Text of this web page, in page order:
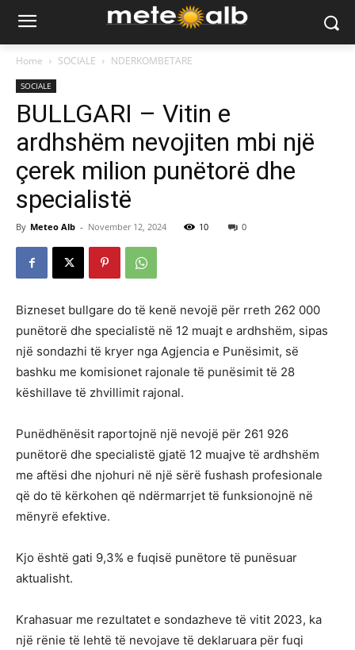
Home SOCIALE NDERKOMBETARE
SOCIALE
BULLGARI – Vitin e
ardhshëm nevojiten mbi një
çerek milion punëtorë dhe
specialistë
By Meteo Alb - November 12, 2024 10 0
Bizneset bullgare do të kenë nevojë për rreth 262 000
punëtorë dhe specialistë në 12 muajt e ardhshëm, sipas
një sondazhi të kryer nga Agjencia e Punësimit, së
bashku me komisionet rajonale të punësimit të 28
këshillave të zhvillimit rajonal.
Punëdhënësit raportojnë një nevojë për 261 926
punëtorë dhe specialistë gjatë 12 muajve të ardhshëm
me aftësi dhe njohuri në një sërë fushash profesionale
që do të kërkohen që ndërmarrjet të funksionojnë në
mënyrë efektive.
Kjo është gati 9,3% e fuqisë punëtore të punësuar
aktualisht.
Krahasuar me rezultatet e sondazheve të vitit 2023, ka
një rënie të lehtë të nevojave të deklaruara për fuqi